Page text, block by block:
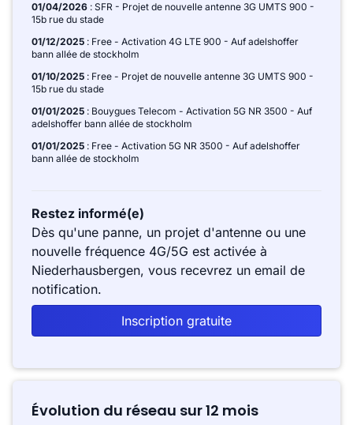
01/04/2026 : SFR - Projet de nouvelle antenne 3G UMTS 900 -
15b rue du stade
01/12/2025 : Free - Activation 4G LTE 900 - Auf adelshoffer
bann allée de stockholm
01/10/2025 : Free - Projet de nouvelle antenne 3G UMTS 900 -
15b rue du stade
01/01/2025 : Bouygues Telecom - Activation 5G NR 3500 - Auf
adelshoffer bann allée de stockholm
01/01/2025 : Free - Activation 5G NR 3500 - Auf adelshoffer
bann allée de stockholm
Restez informé(e)
Dès qu'une panne, un projet d'antenne ou une
nouvelle fréquence 4G/5G est activée à
Niederhausbergen, vous recevrez un email de
notification.
Inscription gratuite
Évolution du réseau sur 12 mois